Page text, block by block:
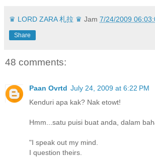
♛ LORD ZARA 札拉 ♛ Jam 7/24/2009
Share
48 comments:
Paan Ovrtd July 24, 2009 at 6:22 PM
Kenduri apa kak? Nak etowt!
Hmm...satu puisi buat anda, dalam
"I speak out my mind.
I question theirs.